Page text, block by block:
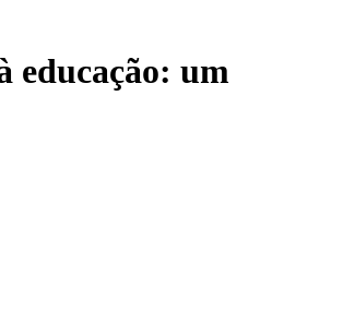
educação: um